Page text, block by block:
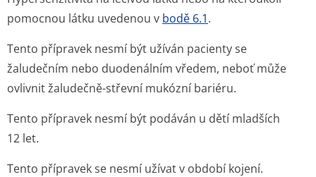
pomocnou látku uvedenou v bodě 6.1.
Tento přípravek nesmí být užíván pacienty se
žaludečním nebo duodenálním vředem, neboť může
ovlivnit žaludečně-střevní mukózní bariéru.
Tento přípravek nesmí být podáván u dětí mladších
12 let.
Tento přípravek se nesmí užívat v období kojení.